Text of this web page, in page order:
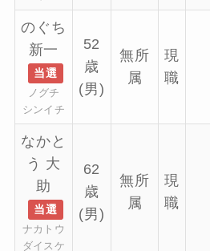
のぐち
新一
当選
ノグチ
シンイチ
52
歳
(男)
無所
属
現
職
なかと
う 大
助
当選
ナカトウ
ダイスケ
62
歳
(男)
無所
属
現
職